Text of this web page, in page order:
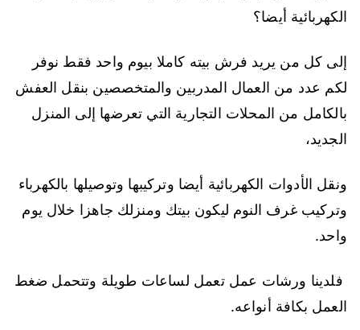
الكهربائية أيضا؟
إلى كل من يريد فرش بيته كاملا بيوم واحد فقط نوفر
لكم عدد من العمال المدربين والمتخصصين بنقل العفش
بالكامل من المحلات التجارية التي تعرضها إلى المنزل
الجديد،
ونقل الأدوات الكهربائية أيضا وتركيبها وتوصيلها بالكهرباء
وتركيب غرف النوم ليكون بيتك ومنزلك جاهزا خلال يوم
واحد.
فلدينا ورشات عمل تعمل لساعات طويلة وتتحمل ضغط
العمل بكافة أنواعه.